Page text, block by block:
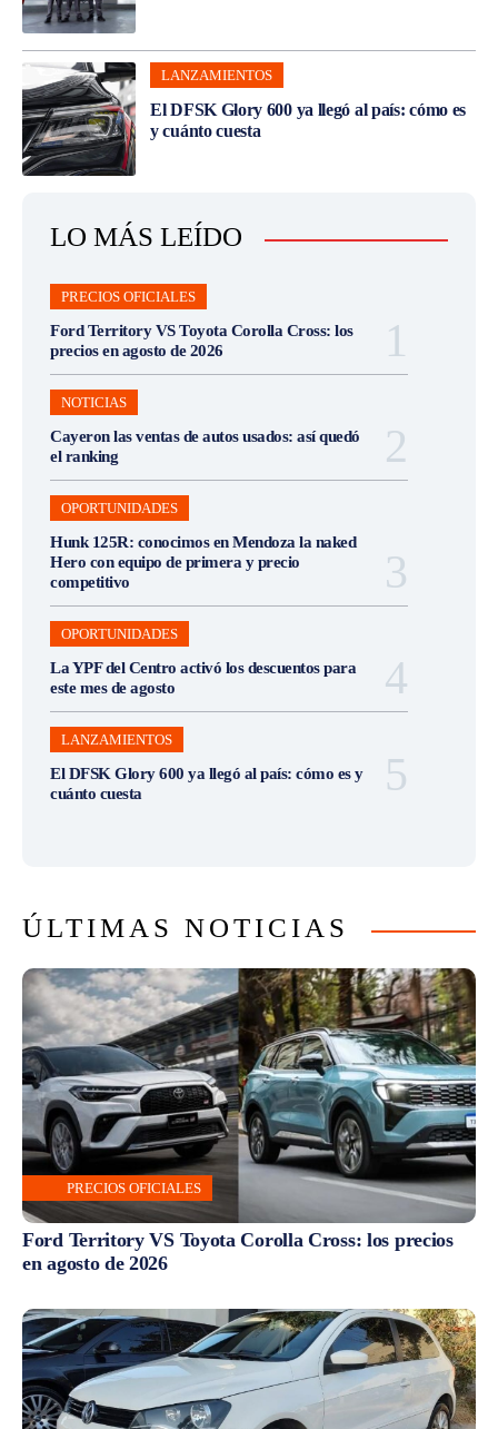
LANZAMIENTOS
El DFSK Glory 600 ya llegó al país: cómo es
y cuánto cuesta
LO MÁS LEÍDO
PRECIOS OFICIALES
Ford Territory VS Toyota Corolla Cross: los
precios en agosto de 2026
NOTICIAS
Cayeron las ventas de autos usados: así quedó
el ranking
OPORTUNIDADES
Hunk 125R: conocimos en Mendoza la naked
Hero con equipo de primera y precio
competitivo
OPORTUNIDADES
La YPF del Centro activó los descuentos para
este mes de agosto
LANZAMIENTOS
El DFSK Glory 600 ya llegó al país: cómo es y
cuánto cuesta
ÚLTIMAS NOTICIAS
PRECIOS OFICIALES
Ford Territory VS Toyota Corolla Cross: los precios
en agosto de 2026